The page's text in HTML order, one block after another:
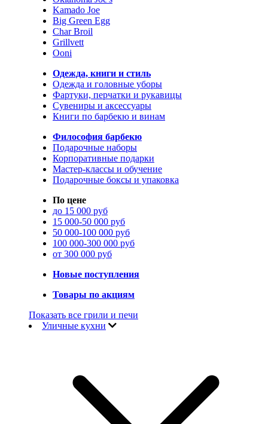
Kamado Joe
Big Green Egg
Char Broil
Grillvett
Ooni
Одежда, книги и стиль
Одежда и головные уборы
Фартуки, перчатки и рукавицы
Сувениры и аксессуары
Книги по барбекю и винам
Философия барбекю
Подарочные наборы
Корпоративные подарки
Мастер-классы и обучение
Подарочные боксы и упаковка
По цене
до 15 000 руб
15 000-50 000 руб
50 000-100 000 руб
100 000-300 000 руб
от 300 000 руб
Новые поступления
Товары по акциям
Показать все грили и печи
Уличные кухни